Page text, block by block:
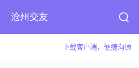
沧州交友
下载客户端，便捷沟通